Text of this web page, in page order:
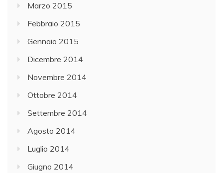
Marzo 2015
Febbraio 2015
Gennaio 2015
Dicembre 2014
Novembre 2014
Ottobre 2014
Settembre 2014
Agosto 2014
Luglio 2014
Giugno 2014